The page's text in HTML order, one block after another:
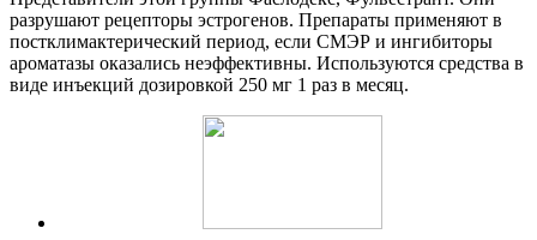
разрушают рецепторы эстрогенов. Препараты применяют в
постклимактерический период, если СМЭР и ингибиторы
ароматазы оказались неэффективны. Используются средства в
виде инъекций дозировкой 250 мг 1 раз в месяц.